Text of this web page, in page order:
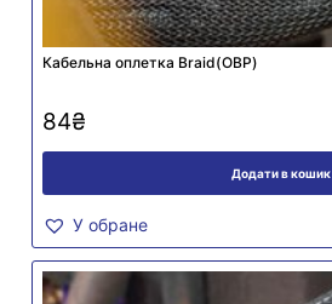
Кабельна оплетка Braid(ОВР)
84₴
Додати в кошик
У обране